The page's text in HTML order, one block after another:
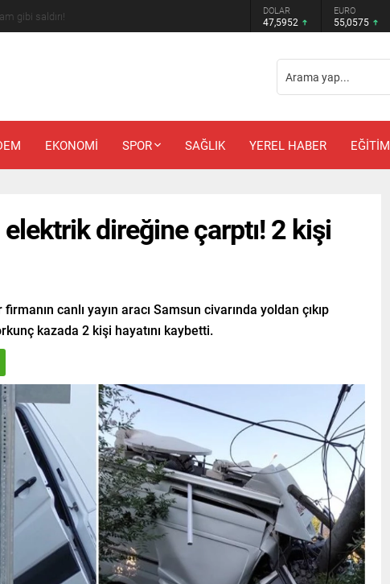
bekleyenlere kötü haber! DOLAR
47,5952
EURO
55,0575
EKONOMİ SPOR SAĞLIK YEREL HABER EĞİTİM
elektrik direğine çarptı! 2 kişi
canlı yayın aracı Samsun civarında yoldan çıkıp
kazada 2 kişi hayatını kaybetti.